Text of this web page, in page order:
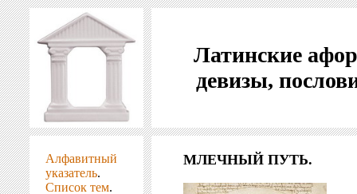
Латинские
девизы,
Алфавитный
указатель.
Список тем.
МЛЕЧНЫЙ ПУТЬ.